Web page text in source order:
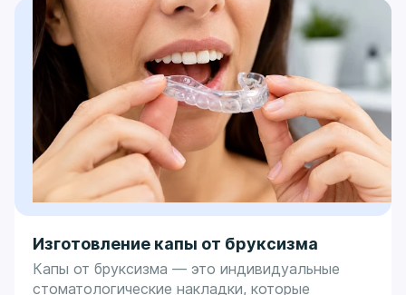
Изготовление капы от бруксизма
Капы от бруксизма — это индивидуальные
стоматологические накладки, которые